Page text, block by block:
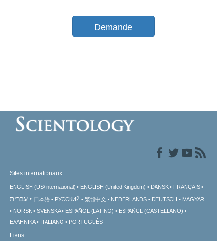
Demande
Sites internationaux
ENGLISH (US/International) ENGLISH (United Kingdom) DANSK FRANÇAIS
עברית 日本語 РУССКИЙ 繁體中文 NEDERLANDS DEUTSCH
MAGYAR
NORSK
SVENSKA ESPAÑOL (LATINO)
ESPAÑOL (CASTELLANO)
ΕΛΛΗΝΙΚA
ITALIANO PORTUGUÊS
Liens